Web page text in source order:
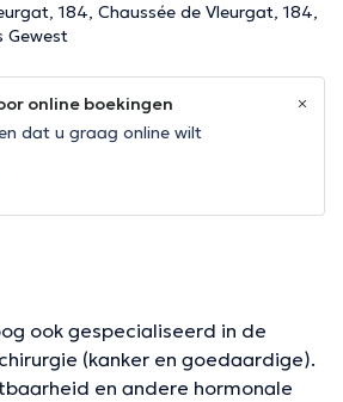
184, Chaussée de Vleurgat, 184,
Gewest
online boekingen
dat u graag online wilt
ook gespecialiseerd in de
(kanker en goedaardige).
en andere hormonale